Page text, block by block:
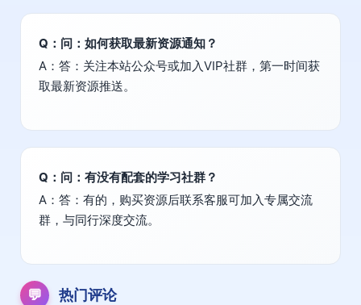
Q：问：如何获取最新资源通知？
A：答：关注本站公众号或加入VIP社群，第一时间获
取最新资源推送。
Q：问：有没有配套的学习社群？
A：答：有的，购买资源后联系客服可加入专属交流
群，与同行深度交流。
💬 热门评论